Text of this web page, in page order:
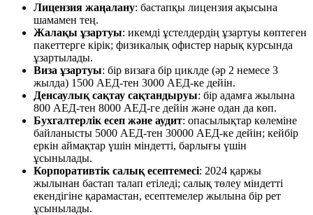
Лицензия жаңалану: бастапқы лицензия ақысына
шамамен тең.
Жалақы ұзартуы: икемді ұстелдердің ұзартуы көптеген
пакеттерге кірік; физикалық офистер нарық курсында
ұзартылады.
Виза ұзартуы: бір визаға бір циклде (әр 2 немесе 3
жылда) 1500 АЕД-тен 3000 АЕД-ке дейін.
Денсаулық сақтау сақтандыруы: бір адамға жылына
800 АЕД-тен 8000 АЕД-ге дейін және одан да көп.
Бухгалтерлік есеп және аудит: опасылықтар көлеміне
байланысты 5000 АЕД-тен 30000 АЕД-ке дейін; кейбір
еркін аймақтар үшін міндетті, барлығы үшін
ұсынылады.
Корпоративтік салық есептемесі: 2024 қаржы
жылынан бастап талап етіледі; салық төлеу міндетті
екендігіне қарамастан, есептемелер жылына бір рет
ұсынылады.